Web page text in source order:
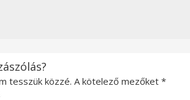
tesszük közzé. A kötelező mezőket *